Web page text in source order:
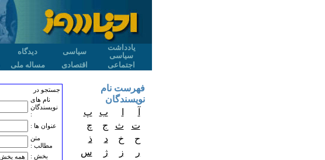
یادداشت
سیاسی
سیاسی دیدگاه
اجتماعی
اقتصادی مساله ملی
جستجو در
نام های
نویسندگان
:
عنوان ها :
متن
مطالب :
بخش :
فهرست نام
نویسندگان
ب
پ
ت
ث ج
چ
ح
خ د
ذ
ر
ز ژ
س